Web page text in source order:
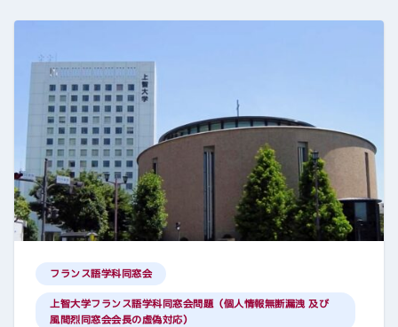
フランス語学科同窓会
上智大学フランス語学科同窓会問題（個人情報無断漏洩 及び
風間烈同窓会会長の虚偽対応）